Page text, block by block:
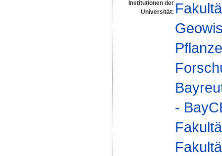
Institutionen der
Universität:
-